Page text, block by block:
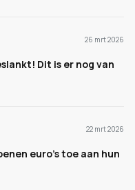
26 mrt 2026
Dit is er nog van
22 mrt 2026
euro's toe aan hun